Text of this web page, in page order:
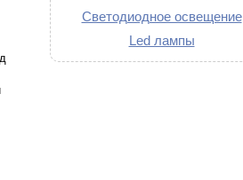
Светодиодное освещение
Led лампы